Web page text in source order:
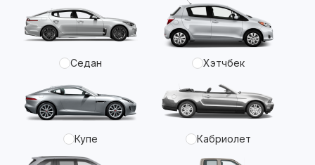
Седан Хэтчбек
Купе Кабриолет